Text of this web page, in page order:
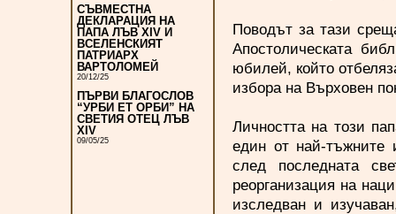
СЪВМЕСТНА
ДЕКЛАРАЦИЯ НА
ПАПА ЛЪВ XIV И
ВСЕЛЕНСКИЯТ
ПАТРИАРХ
ВАРТОЛОМЕЙ
20/12/25
ПЪРВИ БЛАГОСЛОВ
“УРБИ ЕТ ОРБИ” НА
СВЕТИЯ ОТЕЦ ЛЪВ
XIV
09/05/25
Поводът за тази
Апостолическата
юбилей, който
избора на Върховен
Личността на този
един от най-тъжните
след последната
реорганизация на
изследван и